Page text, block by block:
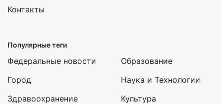
Контакты
Популярные теги
Федеральные новости
Город
Здравоохранение
Образование
Наука и Технологии
Культура